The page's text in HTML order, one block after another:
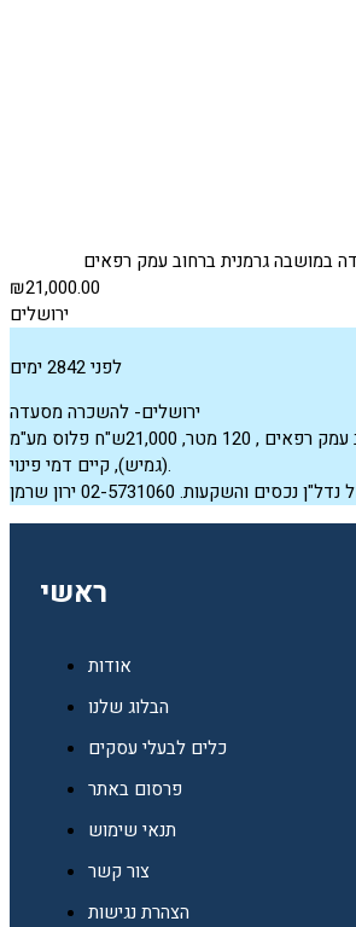
במושבה גרמנית ברחוב עמק רפאים
₪21,000.00
ירושלים
לפני 2842 ימים
ירושלים- להשכרה מסעדה
המושבה גרמנית ברחוב עמק רפאים , 120 מטר, 21,000ש"ח פלוס מע"מ
(גמיש), קיים דמי פינוי.
והשקעות. 02-5731060 ירון שרמן
ראשי
אודות
הבלוג שלנו
כלים לבעלי עסקים
פרסום באתר
תנאי שימוש
צור קשר
הצהרת נגישות